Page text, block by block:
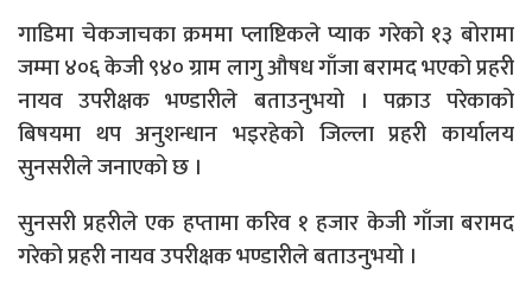
गाडिमा चेकजाचका क्रममा प्लाष्टिकले प्याक गरेको १३ बोरामा
जम्मा ४०६ केजी ९४० ग्राम लागु औषध गाँजा बरामद भएको प्रहरी
नायव उपरीक्षक भण्डारीले बताउनुभयो । पक्राउ परेकाको
बिषयमा थप अनुशन्धान भइरहेको जिल्ला प्रहरी कार्यालय
सुनसरीले जनाएको छ ।
सुनसरी प्रहरीले एक हप्तामा करिव १ हजार केजी गाँजा बरामद
गरेको प्रहरी नायव उपरीक्षक भण्डारीले बताउनुभयो ।